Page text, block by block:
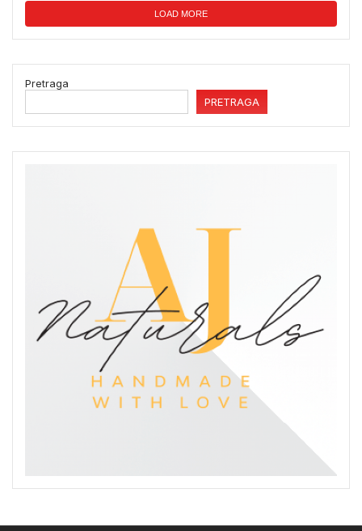
LOAD MORE
Pretraga
PRETRAGA